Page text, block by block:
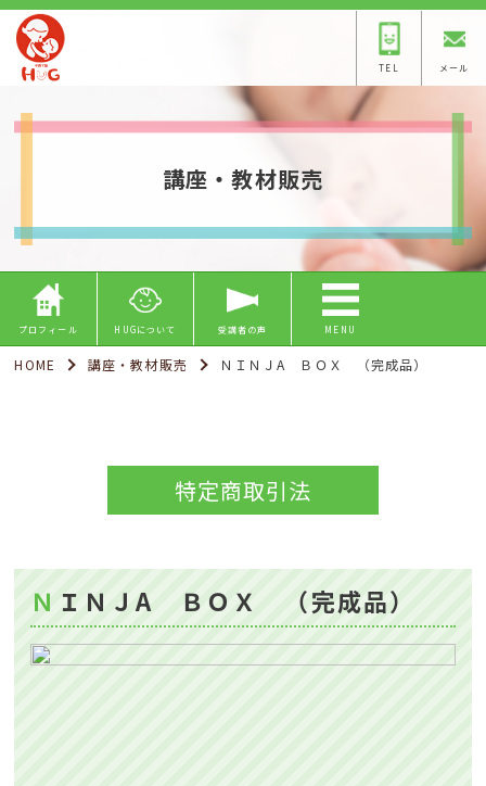
TEL メール
講座・教材販売
プロフィール HUGについて 受講者の声 MENU
HOME 講座・教材販売 ＮＩＮＪA ＢＯＸ （完成品）
特定商取引法
ＮＩＮＪA ＢＯＸ （完成品）